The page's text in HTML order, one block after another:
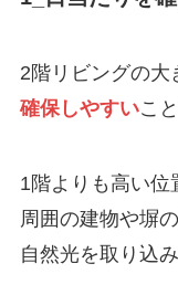
2階リビングの大
確保しやすいこ
1階よりも高い位
周囲の建物や塀
自然光を取り込